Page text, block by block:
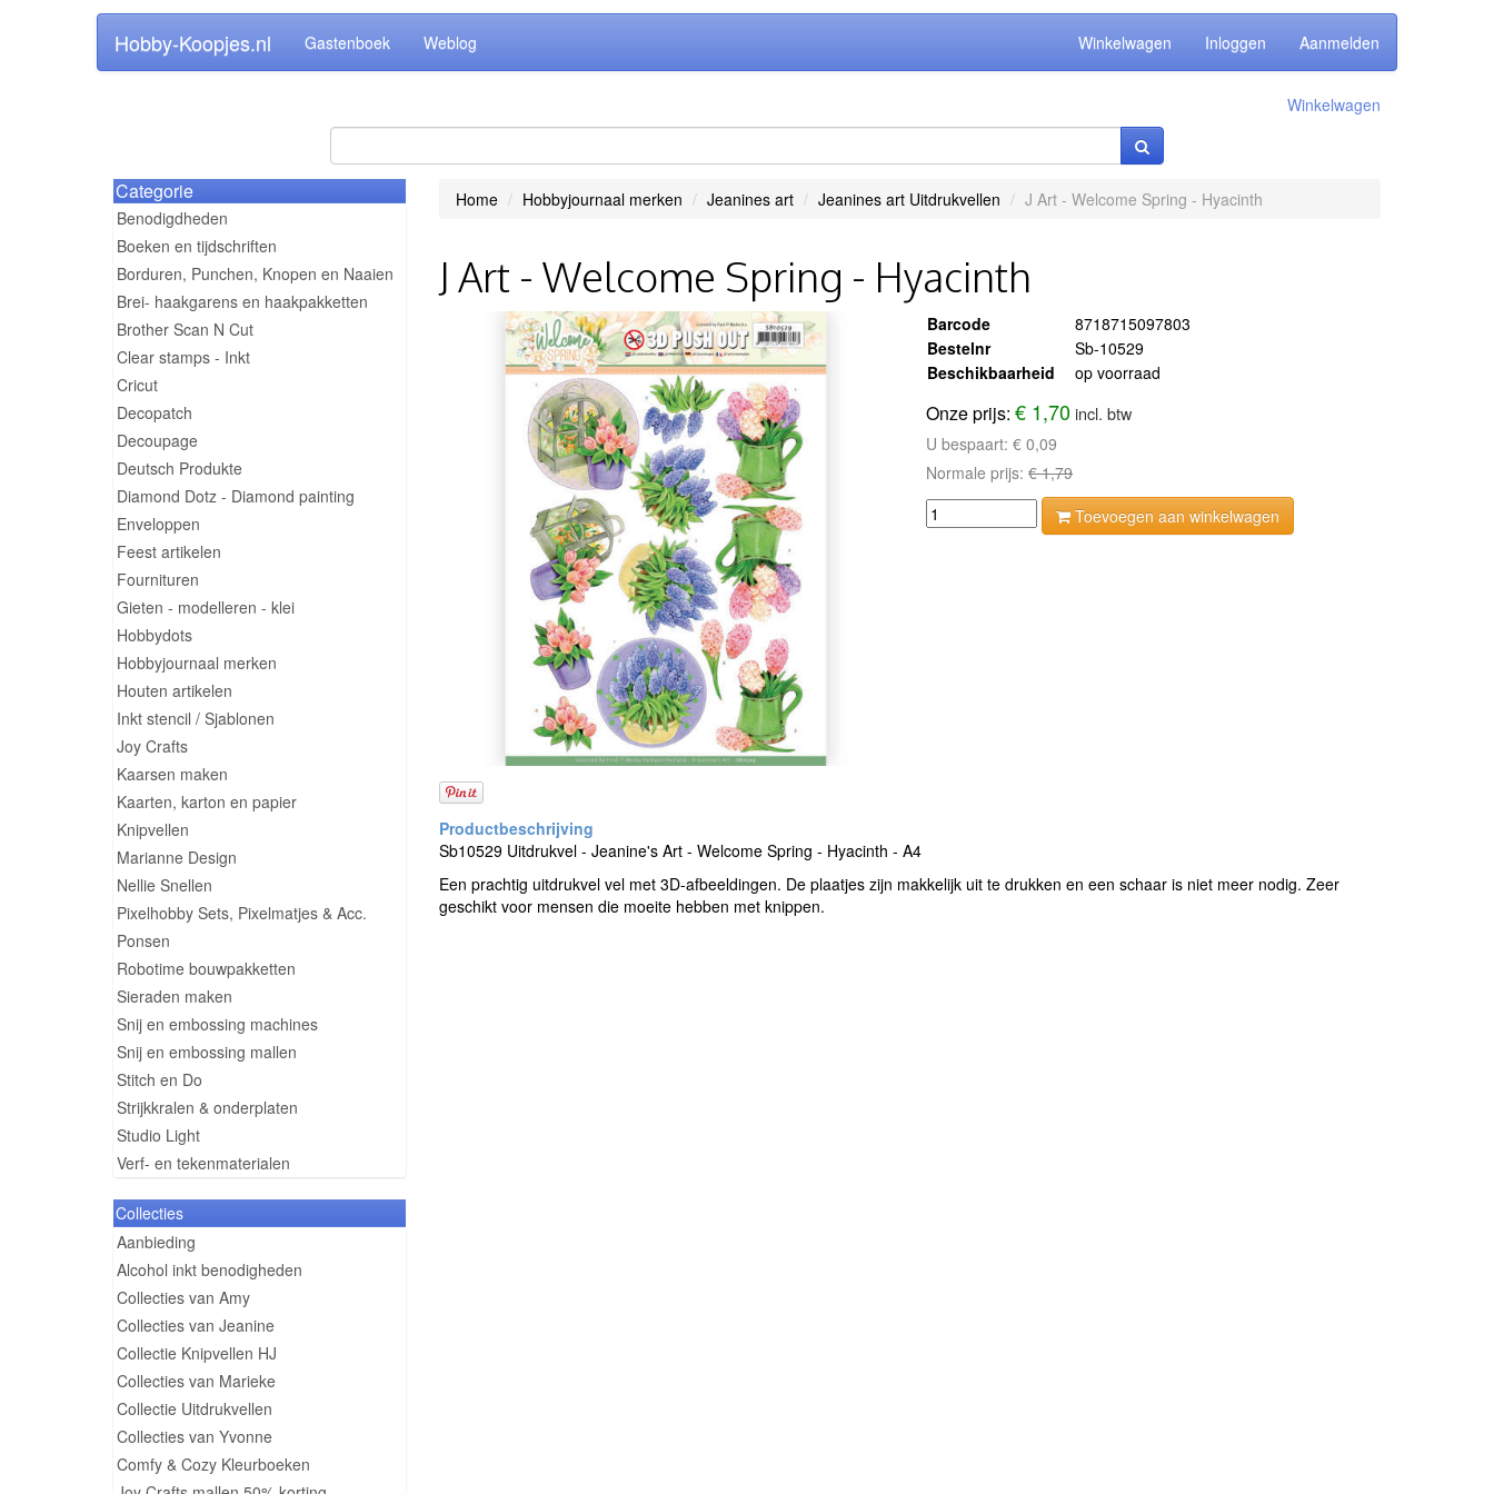
Hobby-Koopjes.nl Gastenboek Weblog Winkelwagen Inloggen Aanmelden
Winkelwagen
Categorie
Benodigdheden
Boeken en tijdschriften
Borduren, Punchen, Knopen en Naaien
Brei- haakgarens en haakpakketten
Brother Scan N Cut
Clear stamps - Inkt
Cricut
Decopatch
Decoupage
Deutsch Produkte
Diamond Dotz - Diamond painting
Enveloppen
Feest artikelen
Fournituren
Gieten - modelleren - klei
Hobbydots
Hobbyjournaal merken
Houten artikelen
Inkt stencil / Sjablonen
Joy Crafts
Kaarsen maken
Kaarten, karton en papier
Knipvellen
Marianne Design
Nellie Snellen
Pixelhobby Sets, Pixelmatjes & Acc.
Ponsen
Robotime bouwpakketten
Sieraden maken
Snij en embossing machines
Snij en embossing mallen
Stitch en Do
Strijkkralen & onderplaten
Studio Light
Verf- en tekenmaterialen
Collecties
Aanbieding
Alcohol inkt benodigheden
Collecties van Amy
Collecties van Jeanine
Collectie Knipvellen HJ
Collecties van Marieke
Collectie Uitdrukvellen
Collecties van Yvonne
Comfy & Cozy Kleurboeken
Home Hobbyjournaal merken Jeanines art Jeanines art Uitdrukvellen J Art - Welcome Spring - Hyacinth
J Art - Welcome Spring - Hyacinth
Barcode
8718715097803
Bestelnr
Sb-10529
Beschikbaarheid
op voorraad
Onze prijs:€ 1,70 incl. btw
U bespaart:€ 0,09
Normale prijs:€ 1,79
Toevoegen aan winkelwagen
Sb10529 Uitdrukvel - Jeanine's Art - Welcome Spring - Hyacinth - A4
Een prachtig uitdrukvel vel met 3D-afbeeldingen. De plaatjes zijn makkelijk uit te drukken en een schaar is niet meer nodig. Zeer
geschikt voor mensen die moeite hebben met knippen.